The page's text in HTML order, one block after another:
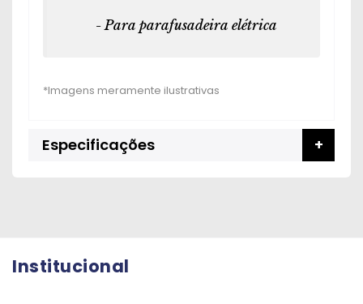
- Para parafusadeira elétrica
Especificações
Institucional